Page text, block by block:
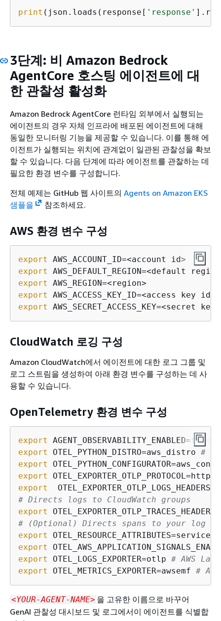
print (json.loads(response[ 'response'
3단계: 비 Amazon Bedrock
AgentCore 호스팅 에이전트에 대
한 관찰성 활성화
Amazon Bedrock AgentCore 런타임 외부에서 실행되는
에이전트의 경우 자체 인프라에 배포된 에이전트에 대해
동일한 모니터링 기능을 제공할 수 있습니다. 이를 통해 에
이전트가 실행되는 위치에 관계없이 일관된 관찰성을 확보
할 수 있습니다. 다음 단계에 따라 에이전트를 관찰하는 데
필요한 환경 변수를 구성합니다.
전체 예제는 GitHub 웹 사이트의 Agents on Amazon EKS
샘플을
참조하세요.
AWS 환경 변수 구성
export
export
export
export
export
AWS_SECRET_ACCESS_KEY=<secret key>
CloudWatch 로깅 구성
Amazon CloudWatch에서 에이전트에 대한 로그 그룹 및
로그 스트림을 생성하여 아래 환경 변수를 구성하는 데 사
용할 수 있습니다.
OpenTelemetry 환경 변수 구성
export AGENT_OBSERVABILITY_ENABLED=true
export
OTEL_PYTHON_DISTRO=aws_distro #
export
export
export
# Directs logs to CloudWatch groups
export
# (Optional) Directs spans to your log
export
export
export
OTEL_LOGS_EXPORTER=otlp # AWS
export
OTEL_METRICS_EXPORTER=awsemf #
<YOUR-AGENT-NAME> 을 고유한 이름으로 바꾸어
GenAI 관찰성 대시보드 및 로그에서이 에이전트를 식별합